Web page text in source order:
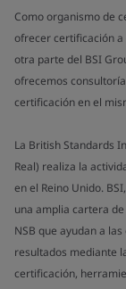
Como organismo de
ofrecer certificación
otra parte del BSI
ofrecemos
certificación en el
La British Standards
Real) realiza la
en el Reino Unido.
una amplia cartera
NSB que ayudan a
resultados mediante
certificación,